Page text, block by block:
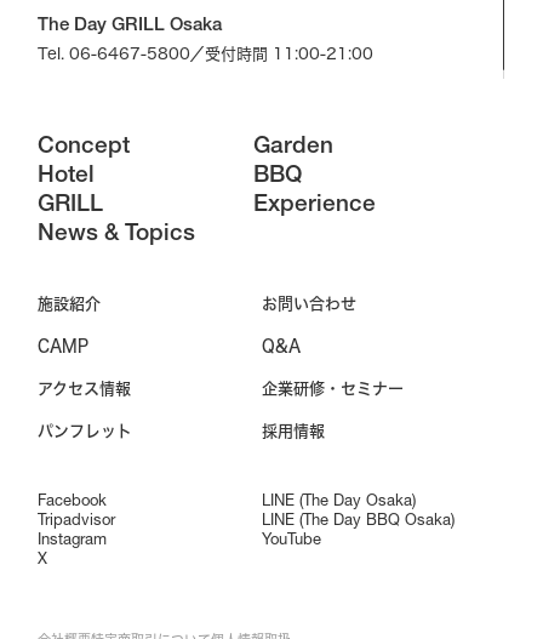
The Day GRILL Osaka
Tel. 06-6467-5800／受付時間 11:00-21:00
Concept
Garden
Hotel
BBQ
GRILL
Experience
News & Topics
施設紹介
CAMP
アクセス情報
パンフレット
お問い合わせ
Q&A
企業研修・セミナー
採用情報
Facebook
LINE (The Day Osaka)
Tripadvisor
LINE (The Day BBQ Osaka)
Instagram
YouTube
X